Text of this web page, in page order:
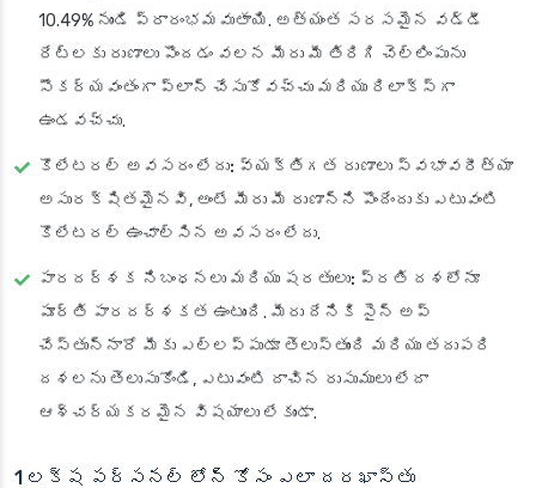
10.49% నుండి ప్రారంభమవుతాయి. అత్యంత సరసమైన వడ్డీ
రేట్లకు రుణాలు పొందడం వలన మీరు మీ తిరిగి చెల్లింపును
సౌకర్యవంతంగా ప్లాన్ చేసుకోవచ్చు మరియు రిలాక్స్‌గా
ఉండవచ్చు.
కొలేటరల్ అవసరం లేదు: వ్యక్తిగత రుణాలు స్వభావరీత్యా
అసురక్షితమైనవి, అంటే మీరు మీ రుణాన్ని పొందేందుకు ఎటువంటి
కొలేటరల్ ఉంచాల్సిన అవసరం లేదు.
పారదర్శక నిబంధనలు మరియు షరతులు: ప్రతి దశలోనూ
పూర్తి పారదర్శకత ఉంటుంది. మీరు దేనికి సైన్ అప్
చేస్తున్నారో మీకు ఎల్లప్పుడూ తెలుస్తుంది మరియు తదుపరి
దశలను తెలుసుకోండి, ఎటువంటి దాచిన రుసుములు లేదా
ఆశ్చర్యకరమైన విషయాలు లేకుండా.
1 లక్ష పర్సనల్ లోన్ కోసం ఎలా దరఖాస్తు